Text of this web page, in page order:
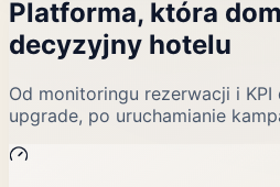
Platforma, która
decyzyjny hotelu
Od monitoringu rezerwacji i
upgrade, po uruchamianie